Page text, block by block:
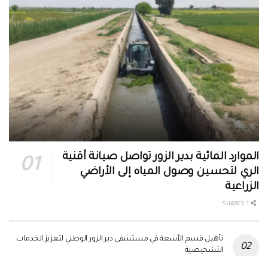
الموارد المائية بدير الزور تواصل صيانة أقنية
الري لتحسين وصول المياه إلى الأراضي
الزراعية
تأهيل قسم الأشعة في مستشفى دير الزور الوطني لتعزيز الخدمات
التشخيصية